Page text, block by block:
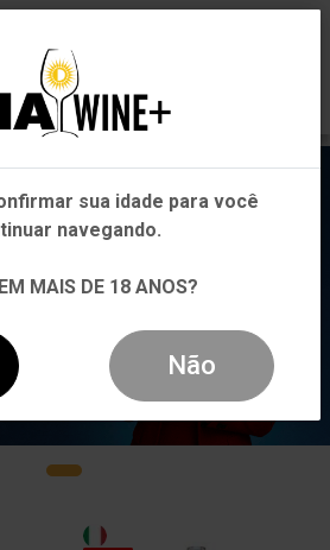
está?
Pernambuco
Estados
sua idade para você
navegando.
MAIS DE 18 ANOS?
Não